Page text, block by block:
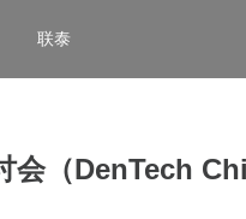
联泰
会（DenTech